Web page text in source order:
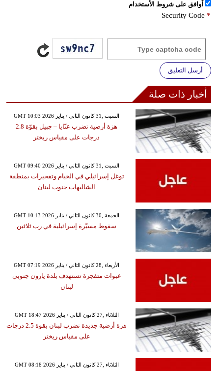
اُوافق على شروط الأستخدام
Security Code *
أرسل التعليق
أخبار ذات صلة
GMT 10:03 2026 السبت ,31 كانون الثاني / يناير
هزة أرضية تضرب عنّايا – جبيل بقوّة 2.8
درجات على مقياس ريختر
GMT 09:40 2026 السبت ,31 كانون الثاني / يناير
توغل إسرائيلي في الخيام وتفجيرات بمنطقة
الشاليهات جنوب لبنان
GMT 10:13 2026 الجمعة ,30 كانون الثاني / يناير
سقوط مسيّرة إسرائيلية في رب ثلاثين
GMT 07:19 2026 الأربعاء ,28 كانون الثاني / يناير
عبوات متفجرة تستهدف بلدة يارون جنوبي
لبنان
GMT 18:47 2026 الثلاثاء ,27 كانون الثاني / يناير
هزة أرضية جديدة تضرب لبنان بقوة 2.5 درجات
على مقياس ريختر
GMT 08:18 2026 الثلاثاء ,27 كانون الثاني / يناير